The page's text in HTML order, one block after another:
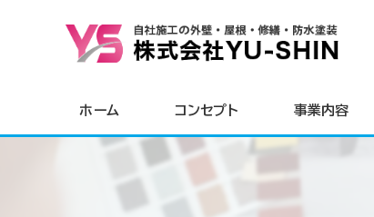
ホーム コンセプト 事業内容